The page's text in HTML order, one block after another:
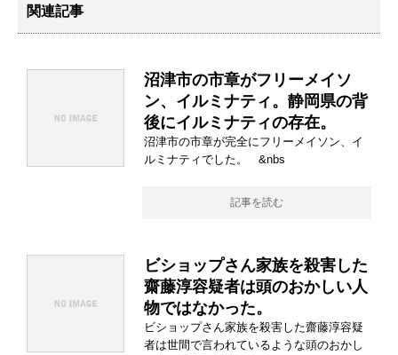
関連記事
沼津市の市章がフリーメイソ
ン、イルミナティ。静岡県の背
後にイルミナティの存在。
沼津市の市章が完全にフリーメイソン、イ
ルミナティでした。 &nbs
記事を読む
ビショップさん家族を殺害した
齋藤淳容疑者は頭のおかしい人
物ではなかった。
ビショップさん家族を殺害した齋藤淳容疑
者は世間で言われているような頭のおかし